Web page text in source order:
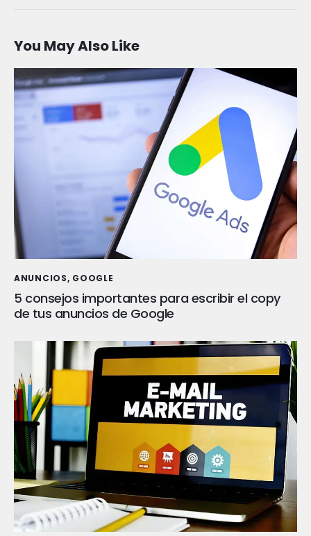
You May Also Like
ANUNCIOS, GOOGLE
5 consejos importantes para escribir el copy
de tus anuncios de Google